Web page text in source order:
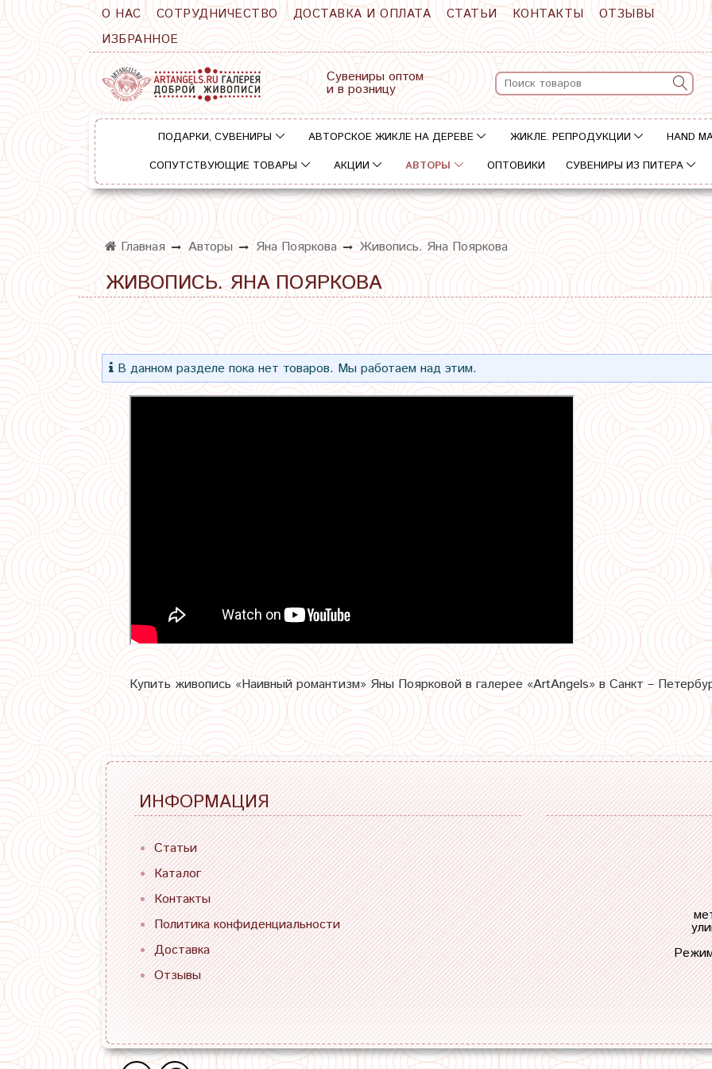
О НАС СОТРУДНИЧЕСТВО ДОСТАВКА И ОПЛАТА СТАТЬИ КОНТАКТЫ
ОТЗЫВЫ
ИЗБРАННОЕ
Сувениры оптом
и в розницу
ПОДАРКИ, СУВЕНИРЫ АВТОРСКОЕ ЖИКЛЕ НА ДЕРЕВЕ ЖИКЛЕ. РЕПРОДУКЦИИ
HAND
СОПУТСТВУЮЩИЕ ТОВАРЫ
АКЦИИ АВТОРЫ ОПТОВИКИ СУВЕНИРЫ ИЗ ПИТЕРА
Главная Авторы Яна Пояркова Живопись. Яна Пояркова
ЖИВОПИСЬ. ЯНА ПОЯРКОВА
В данном разделе пока нет товаров. Мы работаем над этим.
Купить живопись «Наивный романтизм» Яны Поярковой в галерее «ArtAngels» в Санкт –
ИНФОРМАЦИЯ
Статьи
Каталог
Контакты
Политика конфиденциальности
Доставка
Отзывы